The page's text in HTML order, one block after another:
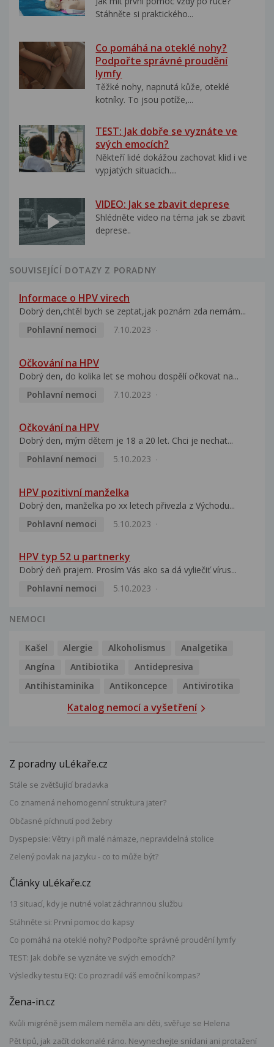
Stáhněte si praktického...
Co pomáhá na oteklé nohy?
Podpořte správné proudění
lymfy
Těžké nohy, napnutá kůže, oteklé
kotníky. To jsou potíže,...
TEST: Jak dobře se vyznáte ve
svých emocích?
Někteří lidé dokážou zachovat klid i ve
vypjatých situacích....
VIDEO: Jak se zbavit deprese
Shlédněte video na téma jak se zbavit
deprese..
SOUVISEJÍCÍ DOTAZY Z PORADNY
Informace o HPV virech
Dobrý den,chtěl bych se zeptat,jak poznám zda nemám...
Pohlavní nemoci
7.10.2023
Očkování na HPV
Dobrý den, do kolika let se mohou dospělí očkovat na...
Pohlavní nemoci
7.10.2023
Očkování na HPV
Dobrý den, mým dětem je 18 a 20 let. Chci je nechat...
Pohlavní nemoci
5.10.2023
HPV pozitivní manželka
Dobrý den, manželka po xx letech přivezla z Východu...
Pohlavní nemoci
5.10.2023
HPV typ 52 u partnerky
Dobrý deň prajem. Prosím Vás ako sa dá vyliečiť vírus...
Pohlavní nemoci
5.10.2023
NEMOCI
Kašel Alergie Alkoholismus
Analgetika
Angína
Antibiotika
Antidepresiva
Antihistaminika
Antikoncepce Antivirotika
Katalog nemocí a vyšetření
Z poradny uLékaře.cz
Stále se zvětšující bradavka
Co znamená nehomogenní struktura jater?
Občasné píchnutí pod žebry
Dyspepsie: Větry i při malé námaze, nepravidelná stolice
Zelený povlak na jazyku - co to může být?
Články uLékaře.cz
13 situací, kdy je nutné volat záchrannou službu
Stáhněte si: První pomoc do kapsy
Co pomáhá na oteklé nohy? Podpořte správné proudění lymfy
TEST: Jak dobře se vyznáte ve svých emocích?
Výsledky testu EQ: Co prozradil váš emoční kompas?
Žena-in.cz
Kvůli migréně jsem málem neměla ani děti, svěřuje se Helena
Pět tipů, jak začít dokonalé ráno. Nevynechejte snídani ani protažení